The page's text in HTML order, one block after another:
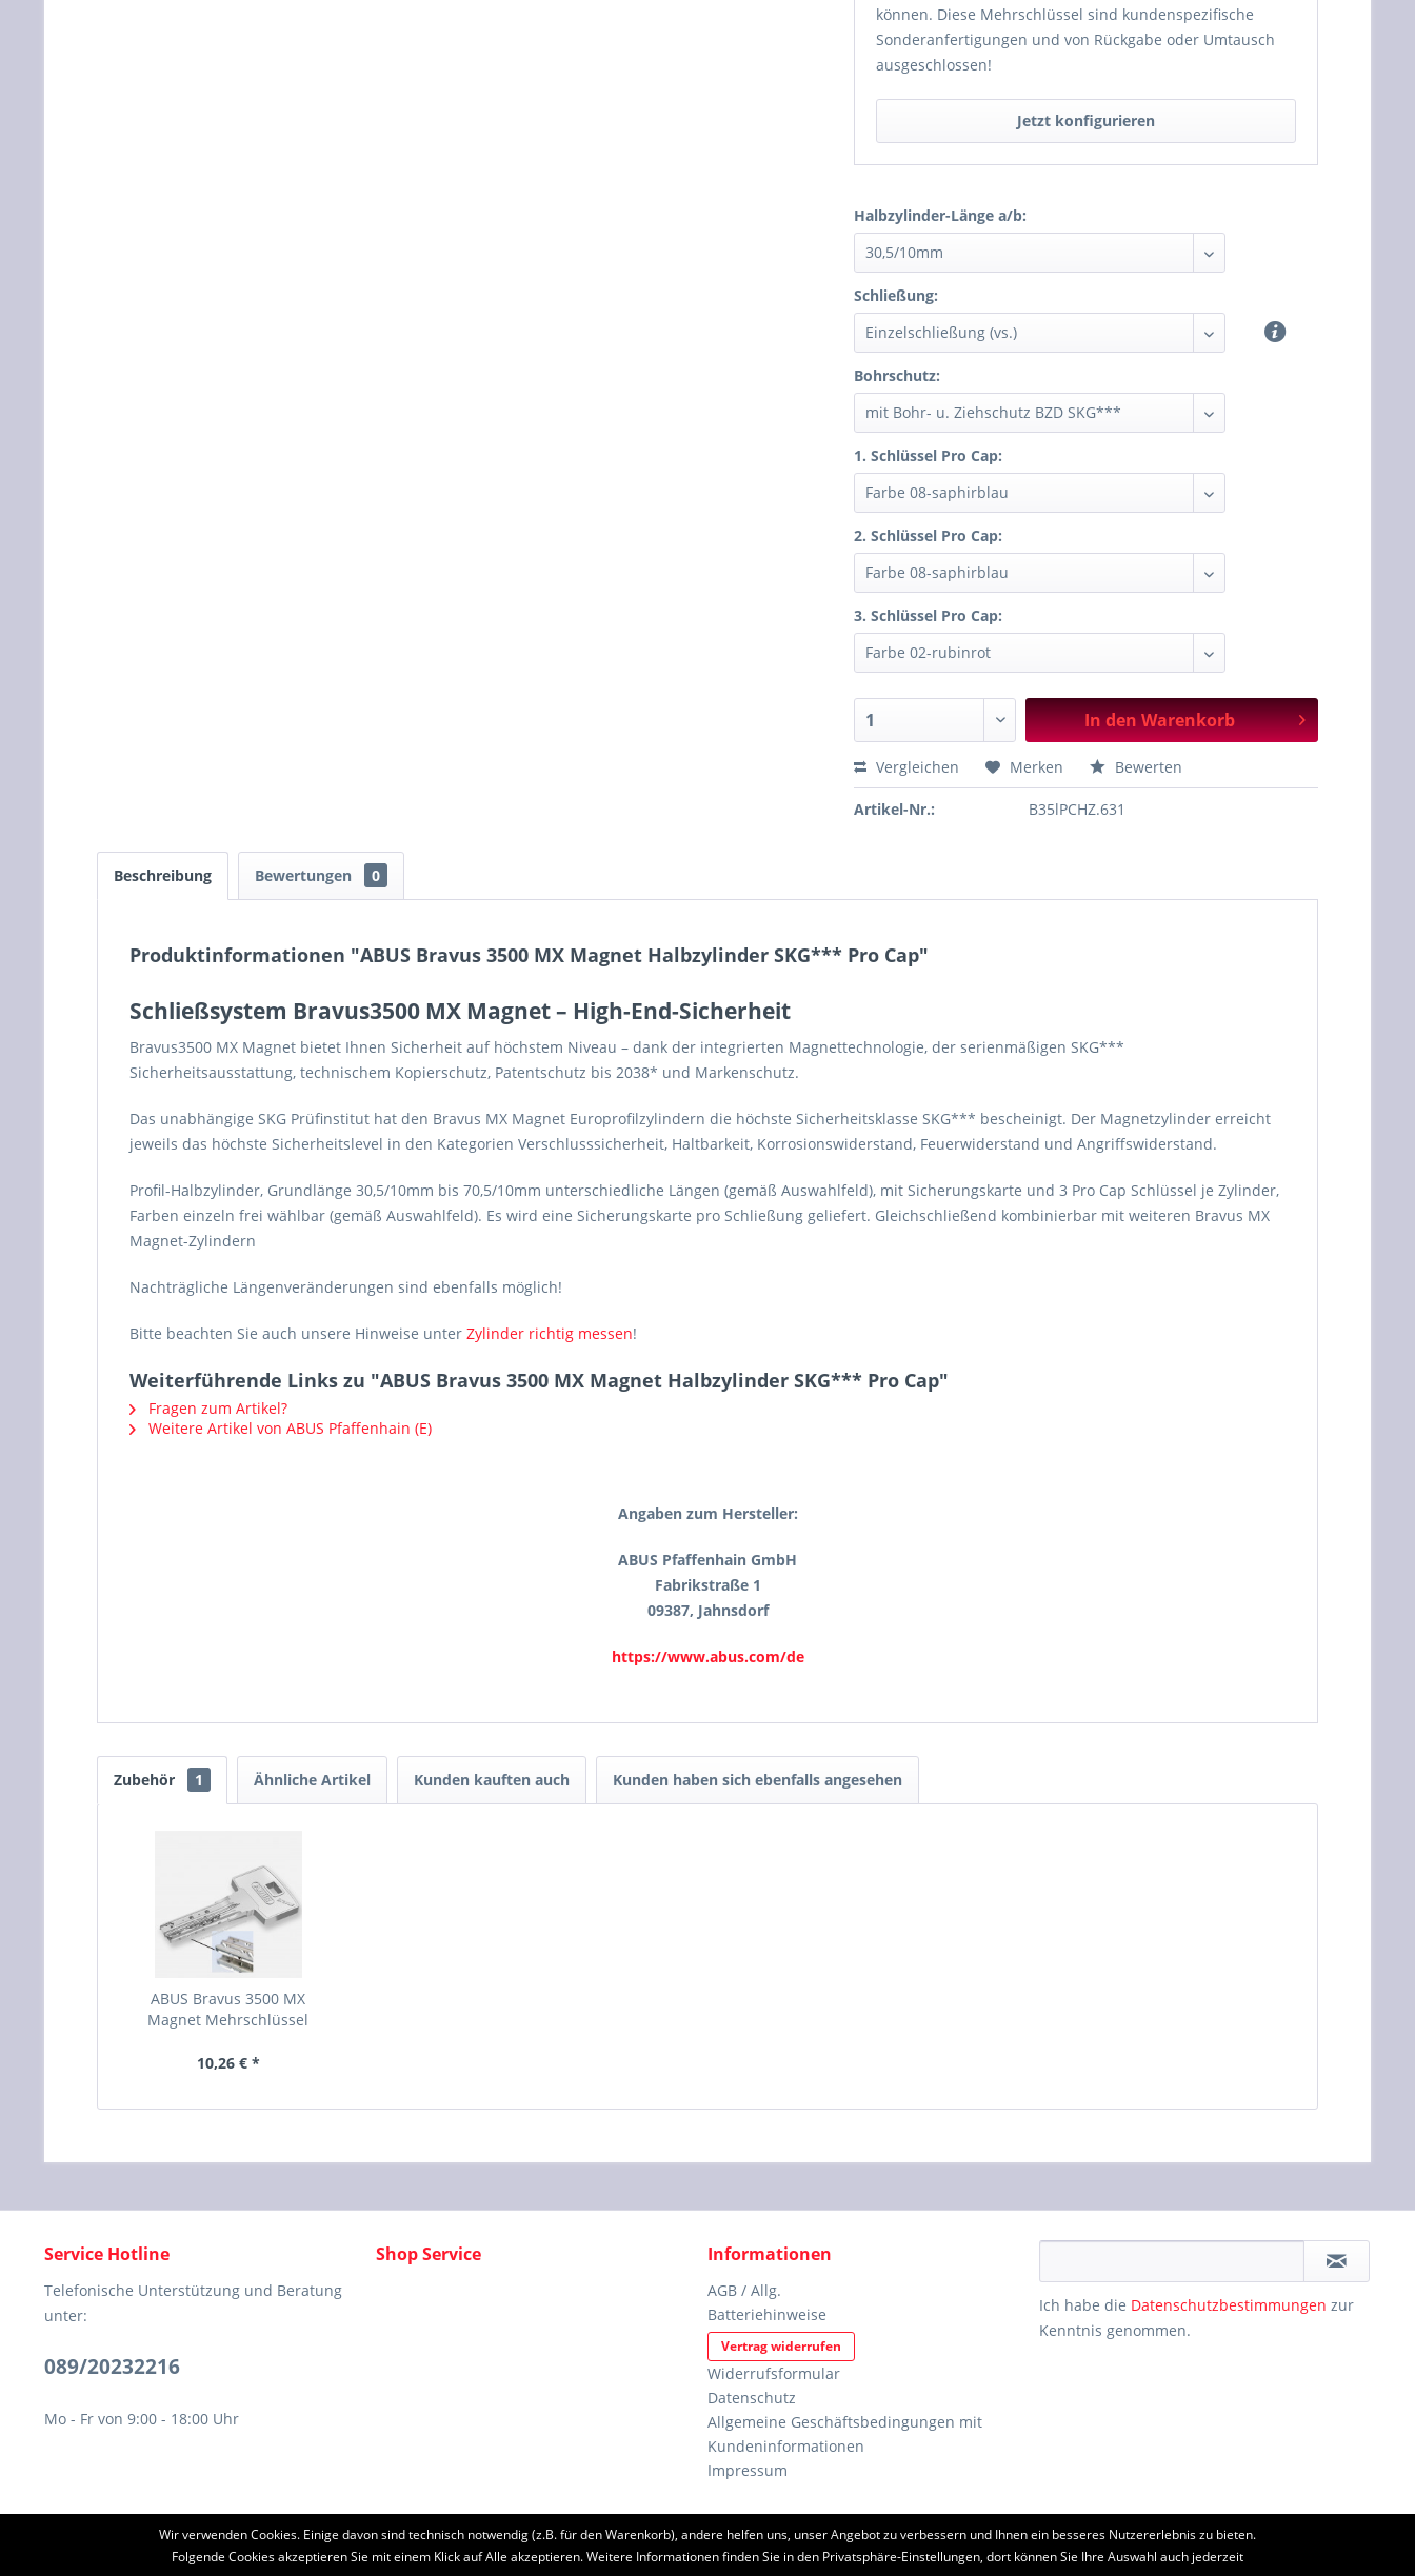
können. Diese Mehrschlüssel sind kundenspezifische
Sonderanfertigungen und von Rückgabe oder Umtausch
ausgeschlossen!
Jetzt konfigurieren
Halbzylinder-Länge a/b:
Schließung:
Bohrschutz:
1. Schlüssel Pro Cap:
2. Schlüssel Pro Cap:
3. Schlüssel Pro Cap:
In denWarenkorb
Vergleichen Merken Bewerten
Artikel-Nr.: B35lPCHZ.631
Beschreibung Bewertungen 0
Produktinformationen "ABUS Bravus 3500 MX Magnet Halbzylinder SKG*** Pro Cap"
Schließsystem Bravus3500 MX Magnet – High-End-Sicherheit
Bravus3500 MX Magnet bietet Ihnen Sicherheit auf höchstem Niveau – dank der integrierten Magnettechnologie, der serienmäßigen SKG***
Sicherheitsausstattung, technischem Kopierschutz, Patentschutz bis 2038* und Markenschutz.
Das unabhängige SKG Prüfinstitut hat den Bravus MX Magnet Europrofilzylindern die höchste Sicherheitsklasse SKG*** bescheinigt. Der Magnetzylinder erreicht
jeweils das höchste Sicherheitslevel in den Kategorien Verschlusssicherheit, Haltbarkeit, Korrosionswiderstand, Feuerwiderstand und Angriffswiderstand.
Profil-Halbzylinder, Grundlänge 30,5/10mm bis 70,5/10mm unterschiedliche Längen (gemäß Auswahlfeld), mit Sicherungskarte und 3 Pro Cap Schlüssel je Zylinder,
Farben einzeln frei wählbar (gemäß Auswahlfeld). Es wird eine Sicherungskarte pro Schließung geliefert. Gleichschließend kombinierbar mit weiteren Bravus MX
Magnet-Zylindern
Nachträgliche Längenveränderungen sind ebenfalls möglich!
Bitte beachten Sie auch unsere Hinweise unter Zylinder richtig messen!
Weiterführende Links zu "ABUS Bravus 3500 MX Magnet Halbzylinder SKG*** Pro Cap"
Fragen zum Artikel?
Weitere Artikel von ABUS Pfaffenhain (E)
Angaben zum Hersteller:
ABUS Pfaffenhain GmbH
Fabrikstraße 1
09387, Jahnsdorf
https://www.abus.com/de
Zubehör 1 Ähnliche Artikel Kunden kauften auch Kunden haben sich ebenfalls angesehen
ABUS Bravus 3500 MX
Magnet Mehrschlüssel
10,26 € *
Service Hotline
Telefonische Unterstützung und Beratung
unter:
089/20232216
Mo - Fr von 9:00 - 18:00 Uhr
Shop Service Informationen
AGB / Allg.
Batteriehinweise
Vertrag widerrufen
Widerrufsformular
Datenschutz
Allgemeine Geschäftsbedingungen mit
Kundeninformationen
Impressum
Ich habe die Datenschutzbestimmungen zur
Kenntnis genommen.
* Alle Preise inkl. gesetzl. Mehrwertsteuer zzgl.Versandkostenund ggf. Nachnahmegebühren, wenn nicht anders beschrieben
Wir verwenden Cookies. Einige davon sind technisch notwendig (z.B. für den Warenkorb), andere helfen uns, unser Angebot zu verbessern und Ihnen ein besseres Nutzererlebnis zu bieten.
Folgende Cookies akzeptieren Sie mit einem Klick auf Alle akzeptieren. Weitere Informationen finden Sie in den Privatsphäre-Einstellungen, dort können Sie Ihre Auswahl auch jederzeit